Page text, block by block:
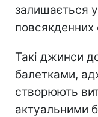
залишається
повсякденних
Такі джинси
балетками,
створюють
актуальними